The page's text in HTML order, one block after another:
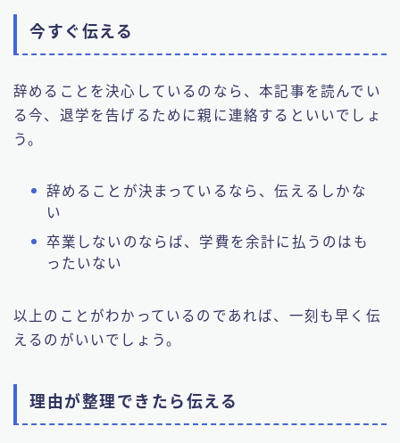
今すぐ伝える
辞めることを決心しているのなら、本記事を読んでい
る今、退学を告げるために親に連絡するといいでしょ
う。
辞めることが決まっているなら、伝えるしかな
い
卒業しないのならば、学費を余計に払うのはも
ったいない
以上のことがわかっているのであれば、一刻も早く伝
えるのがいいでしょう。
理由が整理できたら伝える